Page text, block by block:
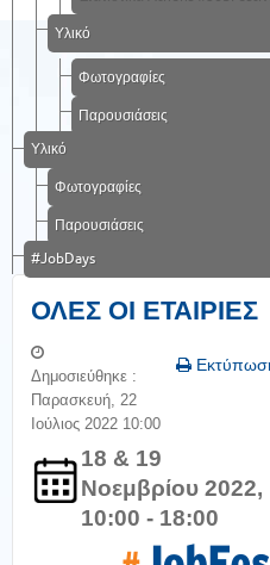
Υλικό
Φωτογραφίες
Παρουσιάσεις
Υλικό
Φωτογραφίες
Παρουσιάσεις
#JobDays
ΟΛΕΣ ΟΙ ΕΤΑΙΡΙΕΣ
Δημοσιεύθηκε :
Παρασκευή, 22
Ιούλιος 2022 10:00
18 & 19
Νοεμβρίου 2022,
10:00 - 18:00